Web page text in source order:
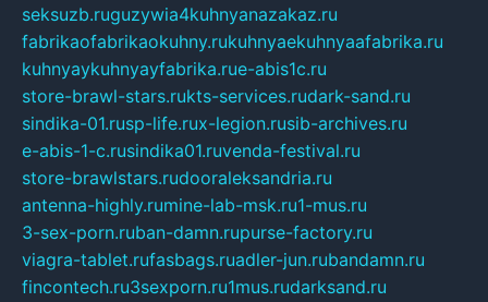
seksuzb.ruguzywia4kuhnyanazakaz.ru
fabrikaofabrikaokuhny.rukuhnyaekuhnyaafabrika.ru
kuhnyaykuhnyayfabrika.rue-abis1c.ru
store-brawl-stars.rukts-services.rudark-sand.ru
sindika-01.rusp-life.rux-legion.rusib-archives.ru
e-abis-1-c.rusindika01.ruvenda-festival.ru
store-brawlstars.rudooraleksandria.ru
antenna-highly.rumine-lab-msk.ru1-mus.ru
3-sex-porn.ruban-damn.rupurse-factory.ru
viagra-tablet.rufasbags.ruadler-jun.rubandamn.ru
fincontech.ru3sexporn.ru1mus.rudarksand.ru